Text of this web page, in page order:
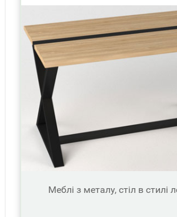
Меблі з металу, стіл в стилі